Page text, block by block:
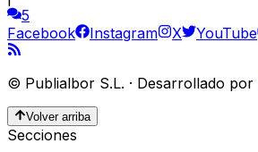
5
Facebook
Instagram X YouTube
© Publialbor S.L. · Desarrollado por
Volver arriba
Secciones